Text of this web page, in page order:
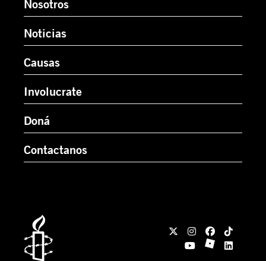
Nosotros
Noticias
Causas
Involucrate
Doná
Contactanos